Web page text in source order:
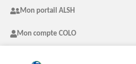
Mon portail ALSH
Mon compte COLO